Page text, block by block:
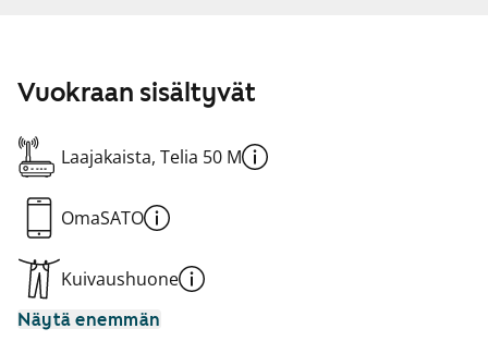
Vuokraan sisältyvät
Laajakaista, Telia 50 M
OmaSATO
Kuivaushuone
Näytä enemmän